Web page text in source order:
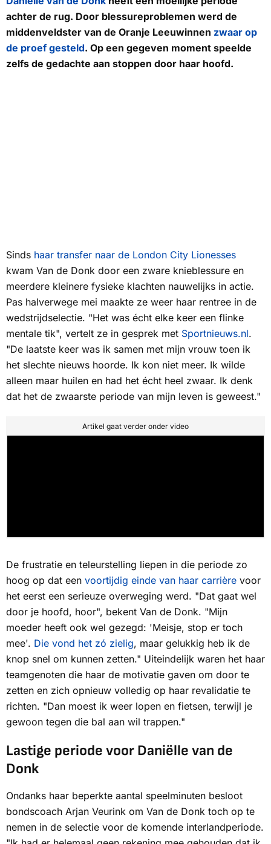
achter de rug. Door blessureproblemen werd de
middenveldster van de Oranje Leeuwinnen zwaar op
de proef gesteld. Op een gegeven moment speelde
zelfs de gedachte aan stoppen door haar hoofd.
Sinds haar transfer naar de London City Lionesses
kwam Van de Donk door een zware knieblessure en
meerdere kleinere fysieke klachten nauwelijks in actie.
Pas halverwege mei maakte ze weer haar rentree in de
wedstrijdselectie. "Het was écht elke keer een flinke
mentale tik", vertelt ze in gesprek met Sportnieuws.nl.
"De laatste keer was ik samen met mijn vrouw toen ik
het slechte nieuws hoorde. Ik kon niet meer. Ik wilde
alleen maar huilen en had het écht heel zwaar. Ik denk
dat het de zwaarste periode van mijn leven is geweest."
Artikel gaat verder onder video
De frustratie en teleurstelling liepen in die periode zo
hoog op dat een voortijdig einde van haar carrière voor
het eerst een serieuze overweging werd. "Dat gaat wel
door je hoofd, hoor", bekent Van de Donk. "Mijn
moeder heeft ook wel gezegd: 'Meisje, stop er toch
mee'. Die vond het zó zielig, maar gelukkig heb ik de
knop snel om kunnen zetten." Uiteindelijk waren het haar
teamgenoten die haar de motivatie gaven om door te
zetten en zich opnieuw volledig op haar revalidatie te
richten. "Dan moest ik weer lopen en fietsen, terwijl je
gewoon tegen die bal aan wil trappen."
Lastige periode voor Daniëlle van de
Donk
Ondanks haar beperkte aantal speelminuten besloot
bondscoach Arjan Veurink om Van de Donk toch op te
nemen in de selectie voor de komende interlandperiode.